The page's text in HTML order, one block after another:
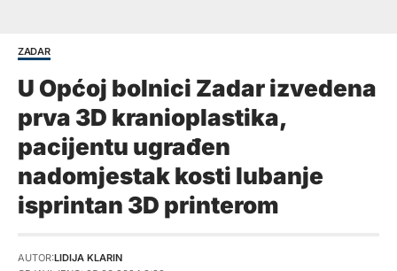
ZADAR
U Općoj bolnici Zadar izvedena
prva 3D kranioplastika,
pacijentu ugrađen
nadomjestak kosti lubanje
isprintan 3D printerom
AUTOR:LIDIJA KLARIN